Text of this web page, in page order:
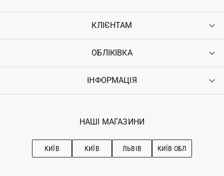
КЛІЄНТАМ
Контакти
Повернення
Гарантія
ОБЛІКІВКА
Увійти
Ostriv Club+
ІНФОРМАЦІЯ
Наші магазини
Рекомендації з догляду
НАШІ МАГАЗИНИ
КИЇВ КИЇВ ЛЬВІВ КИЇВ ОБЛ